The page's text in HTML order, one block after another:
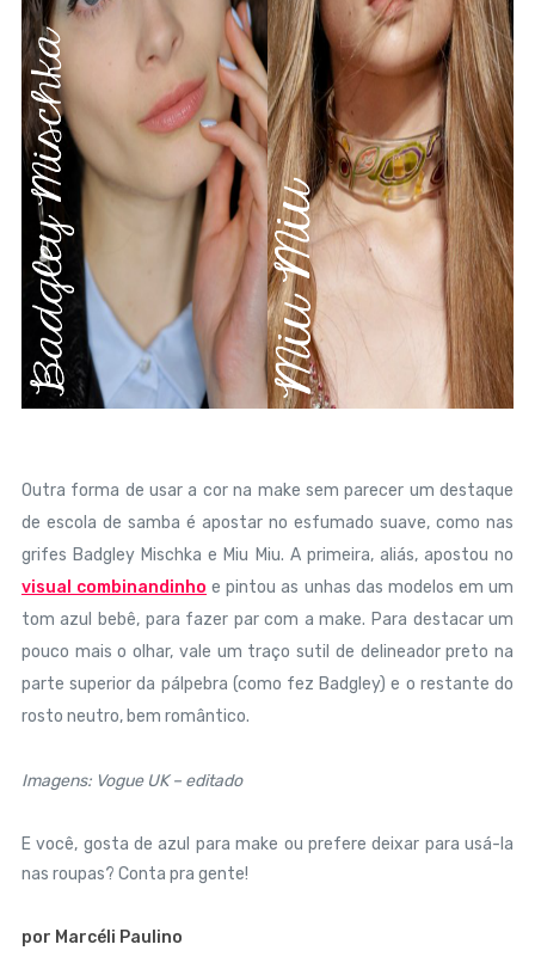
Outra forma de usar a cor na make sem parecer um destaque
de escola de samba é apostar no esfumado suave, como nas
grifes Badgley Mischka e Miu Miu. A primeira, aliás, apostou no
visual combinandinho e pintou as unhas das modelos em um
tom azul bebê, para fazer par com a make. Para destacar um
pouco mais o olhar, vale um traço sutil de delineador preto na
parte superior da pálpebra (como fez Badgley) e o restante do
rosto neutro, bem romântico.
Imagens: Vogue UK – editado
E você, gosta de azul para make ou prefere deixar para usá-la
nas roupas? Conta pra gente!
por Marcéli Paulino